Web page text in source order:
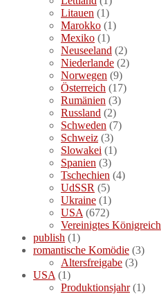
Litauen (1)
Marokko (1)
Mexiko (1)
Neuseeland (2)
Niederlande (2)
Norwegen (9)
Österreich (17)
Rumänien (3)
Russland (2)
Schweden (7)
Schweiz (3)
Slowakei (1)
Spanien (3)
Tschechien (4)
UdSSR (5)
Ukraine (1)
USA (672)
Vereinigtes Königreich
publish (1)
romantische Komödie (3)
Altersfreigabe (3)
USA (1)
Produktionsjahr(1)